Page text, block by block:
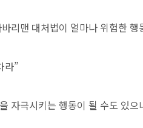
리맨 대처법이 얼마나 위험한
라”
자극시키는 행동이 될 수도 있